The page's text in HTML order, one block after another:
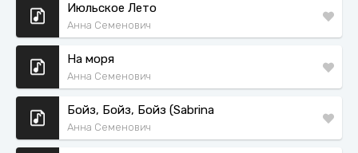
Июльское Лето
Анна Семенович
На моря
Анна Семенович
Бойз, Бойз, Бойз (Sabrina
Анна Семенович